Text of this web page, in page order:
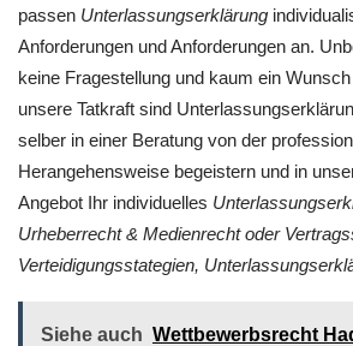
passen Unterlassungserklärung
Anforderungen und Anforderungen an.
keine Fragestellung und kaum ein
unsere Tatkraft sind
selber in einer Beratung von der
Herangehensweise begeistern und in
Angebot Ihr individuelles
Urheberrecht & Medienrecht oder
Verteidigungsstategien,
Siehe auch Wettbewerbsrecht